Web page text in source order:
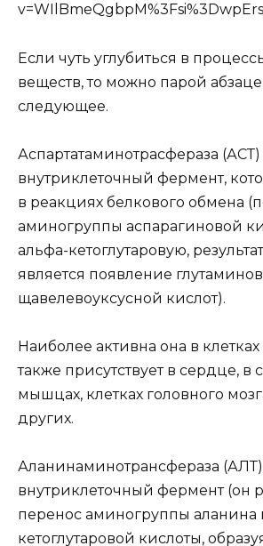
Если чуть углубиться в
веществ, то можно парой
следующее.
Аспартатаминотрасфераза
внутриклеточный фермент,
в реакциях белкового обмена
аминогруппы аспарагиновой
альфа-кетоглутаровую,
является появление
щавелевоуксусной кислот).
Наиболее активна она в
также присутствует в сердце, в
мышцах, клетках головного
других.
Аланинаминотрансфераза
внутриклеточный фермент (он
перенос аминогруппы аланина
кетоглутаровой кислоты,